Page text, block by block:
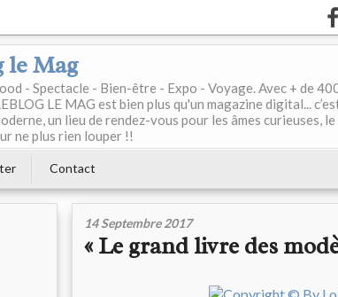
Mag
- Spectacle - Bien-être - Expo - Voyage. Avec + de
LE MAG est bien plus qu'un magazine digital...
un lieu de rendez-vous pour les âmes curieuses,
ne plus rien louper !!
Contact
14 Septembre 2017
« Le grand livre des